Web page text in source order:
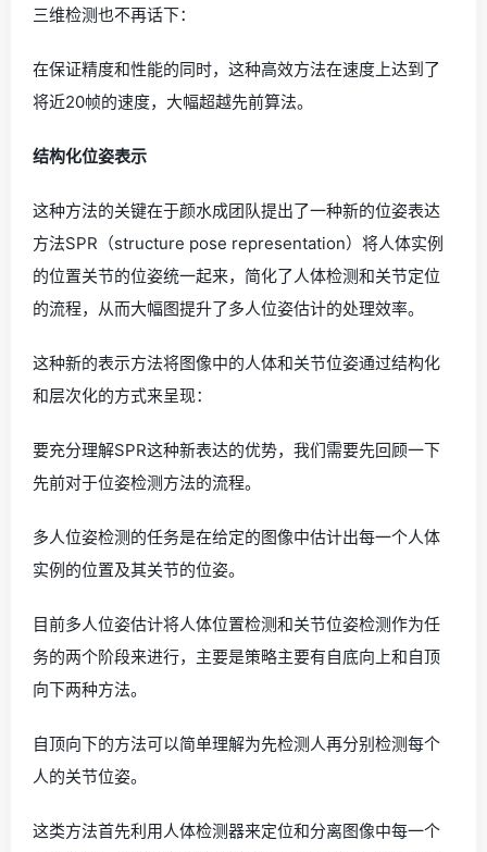
三维检测也不再话下：
在保证精度和性能的同时，这种高效方法在速度上达到了
将近20帧的速度，大幅超越先前算法。
结构化位姿表示
这种方法的关键在于颜水成团队提出了一种新的位姿表达
方法SPR（structure pose representation）将人体实例
的位置关节的位姿统一起来，简化了人体检测和关节定位
的流程，从而大幅图提升了多人位姿估计的处理效率。
这种新的表示方法将图像中的人体和关节位姿通过结构化
和层次化的方式来呈现：
要充分理解SPR这种新表达的优势，我们需要先回顾一下
先前对于位姿检测方法的流程。
多人位姿检测的任务是在给定的图像中估计出每一个人体
实例的位置及其关节的位姿。
目前多人位姿估计将人体位置检测和关节位姿检测作为任
务的两个阶段来进行，主要是策略主要有自底向上和自顶
向下两种方法。
自顶向下的方法可以简单理解为先检测人再分别检测每个
人的关节位姿。
这类方法首先利用人体检测器来定位和分离图像中每一个